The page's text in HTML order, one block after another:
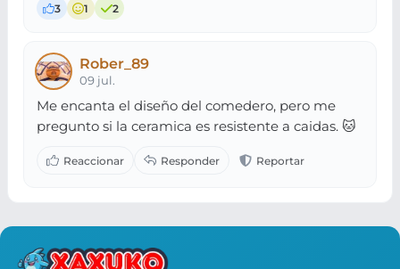
3 1 2
Rober_89
09 jul.
Me encanta el diseño del comedero, pero me
pregunto si la ceramica es resistente a caidas. 🐱